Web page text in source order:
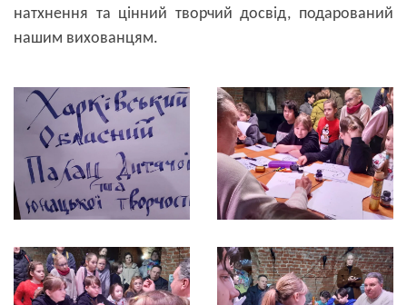
натхнення та цінний творчий досвід, подарований
нашим вихованцям.